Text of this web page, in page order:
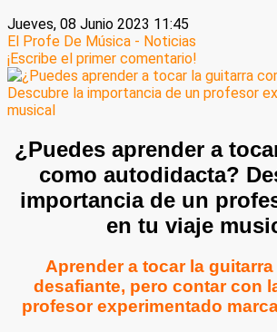
Jueves, 08 Junio 2023 11:45
El Profe De Música - Noticias
¡Escribe el primer comentario!
¿Puedes aprender a
como autodidacta?
importancia de un
en tu viaje
Aprender a tocar la
desafiante, pero contar con
profesor experimentado